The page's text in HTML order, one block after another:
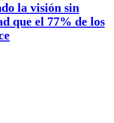
la visión sin
que el 77% de los